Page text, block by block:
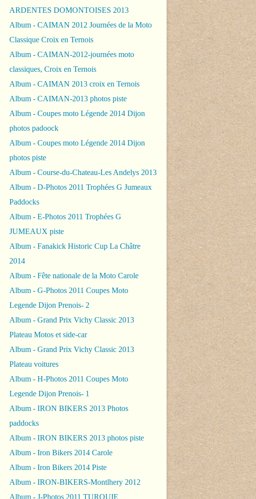
ARDENTES DOMONTOISES 2013
Album - CAIMAN 2012 Journées de la Moto
Classique Croix en Ternois
Album - CAIMAN-2012-journées moto
classiques, Croix en Ternois
Album - CAIMAN 2013 croix en Ternois
Album - CAIMAN-2013 photos piste
Album - Coupes moto Légende 2014 Dijon
photos padoock
Album - Coupes moto Légende 2014 Dijon
photos piste
Album - Course-du-Chateau-Les Andelys 2013
Album - D-Photos 2011 Trophées G Jumeaux
Paddocks
Album - E-Photos 2011 Trophées G
JUMEAUX piste
Album - Fanakick Historic Cup La Châtre
2014
Album - Fête nationale de la Moto Carole
Album - G-Photos 2011 Coupes Moto
Legende Dijon Prenois- 2
Album - Grand Prix Vichy Classic 2013
Plateau Motos et side-car
Album - Grand Prix Vichy Classic 2013
Plateau voitures
Album - H-Photos 2011 Coupes Moto
Legende Dijon Prenois- 1
Album - IRON BIKERS 2013 Photos
paddocks
Album - IRON BIKERS 2013 photos piste
Album - Iron Bikers 2014 Carole
Album - Iron Bikers 2014 Piste
Album - IRON-BIKERS-Montlhery 2012
Album - J-Photos 2011 TURQUIE